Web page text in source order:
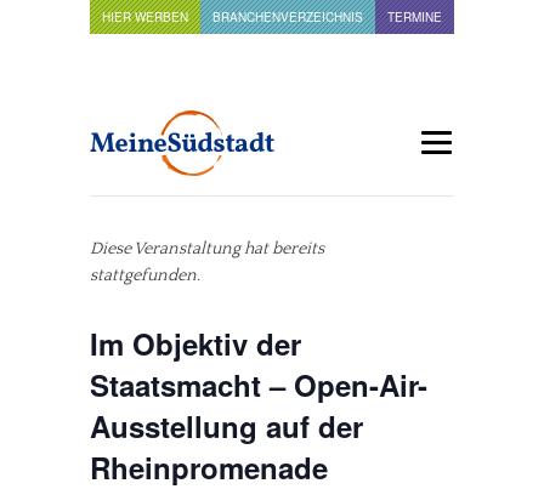
HIER WERBEN BRANCHENVERZEICHNIS TERMINE
Diese Veranstaltung hat bereits
stattgefunden.
Im Objektiv der
Staatsmacht – Open-Air-
Ausstellung auf der
Rheinpromenade